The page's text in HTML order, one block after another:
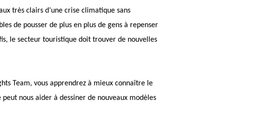
très clairs d’une crise climatique sans
de pousser de plus en plus de gens à repenser
le secteur touristique doit trouver de nouvelles
Team, vous apprendrez à mieux connaître le
nous aider à dessiner de nouveaux modèles